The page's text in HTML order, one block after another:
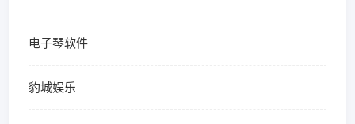
电子琴软件
豹城娱乐